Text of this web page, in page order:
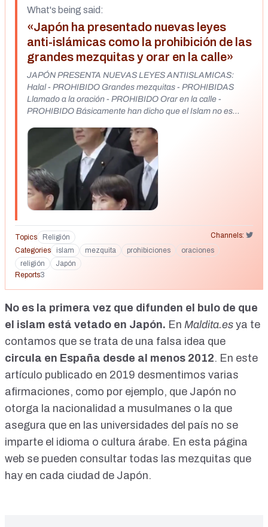
What's being said:
«Japón ha presentado nuevas leyes
anti-islámicas como la prohibición de las
grandes mezquitas y orar en la calle»
JAPÓN PRESENTA NUEVAS LEYES ANTIISLAMICAS:
Halal - PROHIBIDO Grandes mezquitas - PROHIBIDAS
Llamado a la oración - PROHIBIDO Orar en la calle -
PROHIBIDO Básicamente han dicho que el Islam no es
https://x.com/isaacrrr7/status/2023148780842099075?
Topics Religión
Channels:
Categories
islam mezquita prohibiciones
oraciones
religión
Japón
Reports3
No es la primera vez que difunden el bulo de que
el islam está vetado en Japón. En Maldita.es ya te
contamos que se trata de una falsa idea que
circula en España desde al menos 2012. En este
artículo publicado en 2019 desmentimos varias
afirmaciones, como por ejemplo, que Japón no
otorga la nacionalidad a musulmanes o la que
asegura que en las universidades del país no se
imparte el idioma o cultura árabe. En esta página
web se pueden consultar todas las mezquitas que
hay en cada ciudad de Japón.